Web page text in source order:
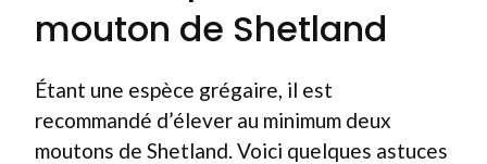
mouton de Shetland
Étant une espèce grégaire, il est
recommandé d’élever au minimum deux
moutons de Shetland. Voici quelques astuces